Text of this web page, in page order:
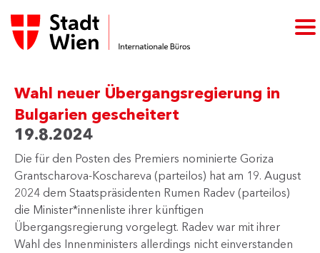
Wahl neuer Übergangsregierung in
Bulgarien gescheitert
19.8.2024
​Die für den Posten des Premiers nominierte Goriza
Grantscharova-Koschareva (parteilos) hat am 19. August
2024 dem Staatspräsidenten Rumen Radev (parteilos)
die Minister*innenliste ihrer künftigen
Übergangsregierung vorgelegt. Radev war mit ihrer
Wahl des Innenministers allerdings nicht einverstanden